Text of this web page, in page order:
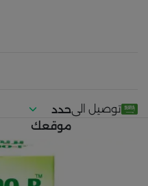
توصيل الىحدد
موقعك